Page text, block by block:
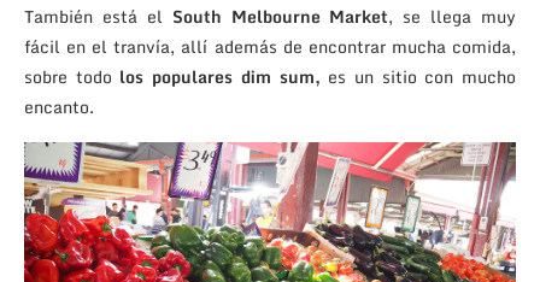
También está el South Melbourne Market, se llega muy
fácil en el tranvía, allí además de encontrar mucha comida,
sobre todo los populares dim sum, es un sitio con mucho
encanto.